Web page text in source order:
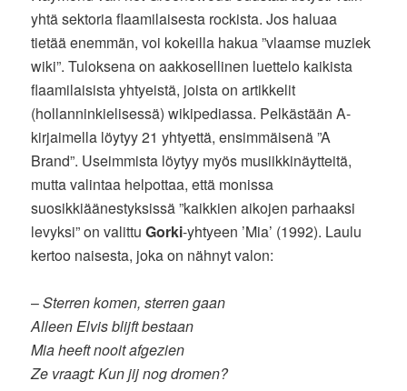
yhtä sektoria flaamilaisesta rockista. Jos haluaa
tietää enemmän, voi kokeilla hakua ”vlaamse muziek
wiki”. Tuloksena on aakkosellinen luettelo kaikista
flaamilaisista yhtyeistä, joista on artikkelit
(hollanninkielisessä) wikipediassa. Pelkästään A-
kirjaimella löytyy 21 yhtyettä, ensimmäisenä ”A
Brand”. Useimmista löytyy myös musiikkinäytteitä,
mutta valintaa helpottaa, että monissa
suosikkiäänestyksissä ”kaikkien aikojen parhaaksi
levyksi” on valittuGorki-yhtyeen ’Mia’ (1992). Laulu
kertoo naisesta, joka on nähnyt valon:
–Sterren komen, sterren gaan
Alleen Elvis blijft bestaan
Mia heeft nooit afgezien
Ze vraagt: Kun jij nog dromen?